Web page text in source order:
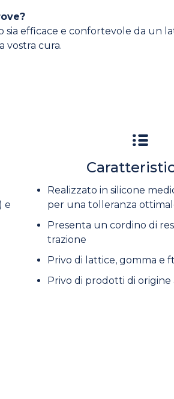
efficace e confortevole da un
vostra cura.
e
Realizzato in silicone
per una tolleranza
Presenta un cordino di
trazione
Privo di lattice, gomma e
Privo di prodotti di origine